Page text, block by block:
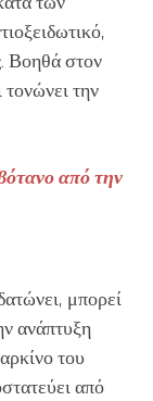
Βοηθά στον
την
από την
μπορεί
ανάπτυξη
του
από